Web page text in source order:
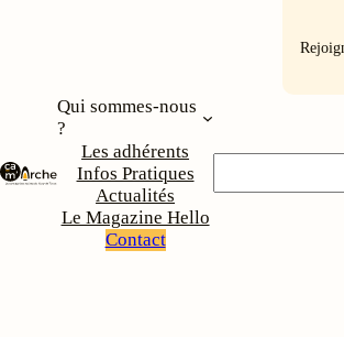
Qui sommes-nous
?
Les adhérents
Infos Pratiques
Actualités
Le Magazine Hello
Contact